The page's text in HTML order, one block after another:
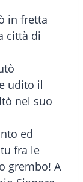
in fretta
città di
udito il
nel suo
ed
fra le
grembo! A